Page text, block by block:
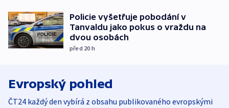
Policie vyšetřuje pobodání v
Tanvaldu jako pokus o vraždu na
dvou osobách
před 20 h
Evropský pohled
ČT24 každý den vybírá z obsahu publikovaného evropskými